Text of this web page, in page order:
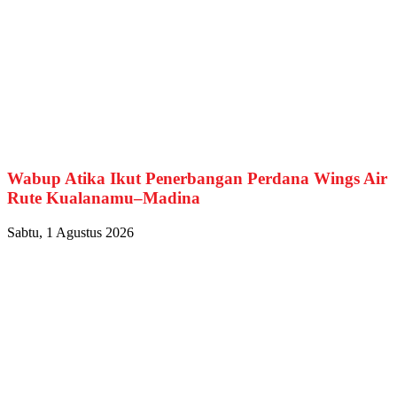
Wabup Atika Ikut Penerbangan Perdana Wings Air
Rute Kualanamu–Madina
Sabtu, 1 Agustus 2026